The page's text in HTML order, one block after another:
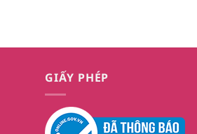
284,050₫.
GIẤY PHÉP